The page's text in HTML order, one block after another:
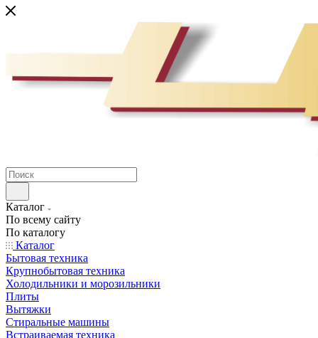
Каталог
По всему сайту
По каталогу
Каталог
Бытовая техника
Крупнобытовая техника
Холодильники и морозильники
Плиты
Вытяжки
Стиральные машины
Встраиваемая техника